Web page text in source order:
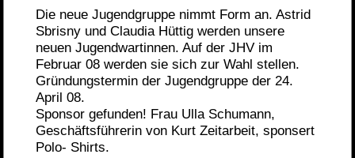
Die neue Jugendgruppe nimmt Form an. Astrid
Sbrisny und Claudia Hüttig werden unsere
neuen Jugendwartinnen. Auf der JHV im
Februar 08 werden sie sich zur Wahl stellen.
Gründungstermin der Jugendgruppe der 24.
April 08.
Sponsor gefunden! Frau Ulla Schumann,
Geschäftsführerin von Kurt Zeitarbeit, sponsert
Polo- Shirts.